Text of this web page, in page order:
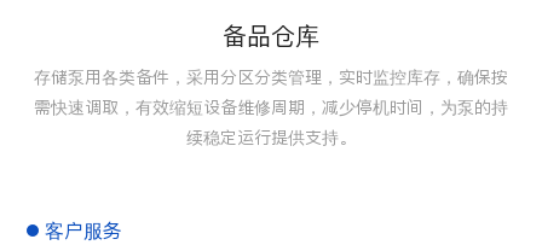
备品仓库
存储泵用各类备件，采用分区分类管理，实时监控库存，确保按
需快速调取，有效缩短设备维修周期，减少停机时间，为泵的持
续稳定运行提供支持。
客户服务